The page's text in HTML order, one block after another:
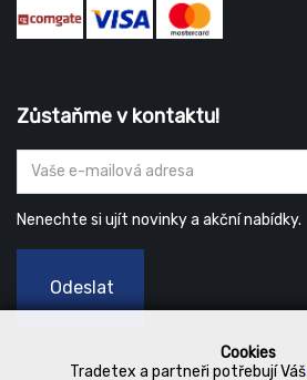
Cookies
Tradetex a partneři potřebují Váš
Zůstaňme v kontaktu!
Nenechte si ujít novinky a akční nabídky.
Odeslat